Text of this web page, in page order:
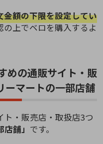
金額の下限を設定してい
の上でベロを購入するよ
めの通販サイト・販
マートの一部店舗
・販売店・取扱店3つ
舗」 です。